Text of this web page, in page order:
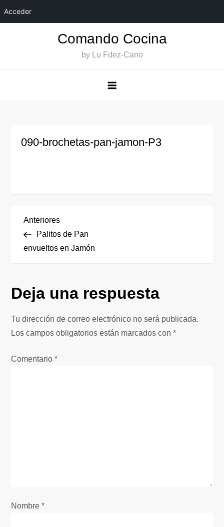
Acceder
Comando Cocina
by Lu Fdez-Cano
090-brochetas-pan-jamon-P3
N
a
e
g
a
c
e
Entrada
anterior
Anteriores
Palitos de Pan
envueltos en Jamón
Deja una respuesta
Tu dirección de correo electrónico no será publicada.
Los campos obligatorios están marcados con*
Comentario*
Nombre*